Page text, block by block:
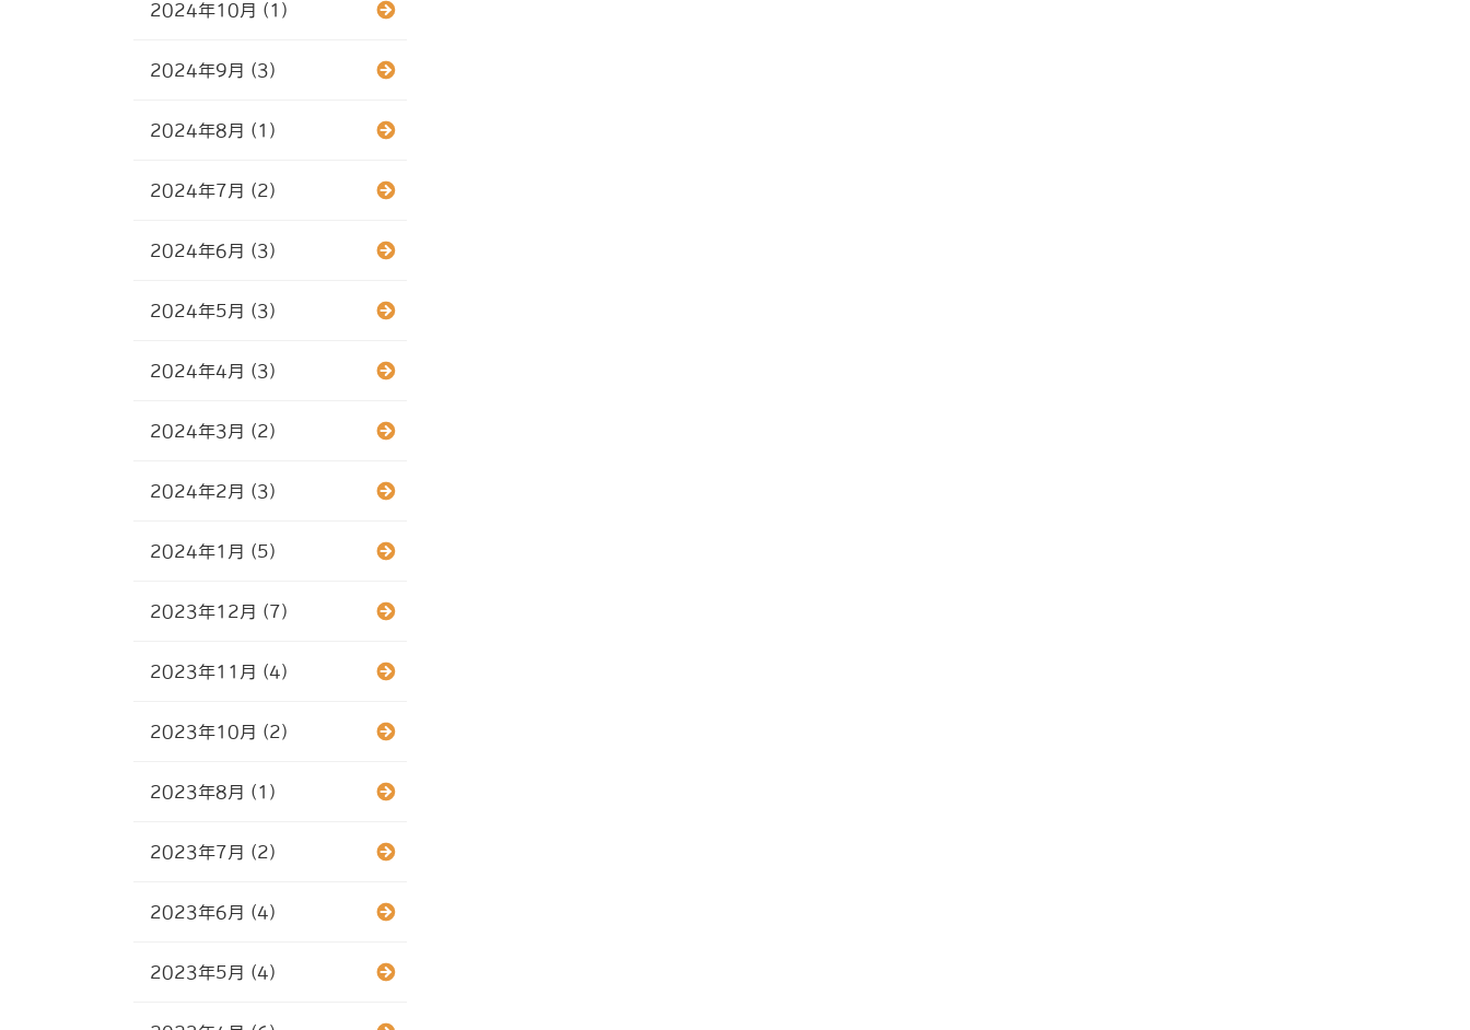
2024年10月 (1)
2024年9月 (3)
2024年8月 (1)
2024年7月 (2)
2024年6月 (3)
2024年5月 (3)
2024年4月 (3)
2024年3月 (2)
2024年2月 (3)
2024年1月 (5)
2023年12月 (7)
2023年11月 (4)
2023年10月 (2)
2023年8月 (1)
2023年7月 (2)
2023年6月 (4)
2023年5月 (4)